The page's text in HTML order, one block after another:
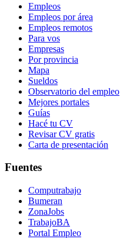
Empleos
Empleos por área
Empleos remotos
Para vos
Empresas
Por provincia
Mapa
Sueldos
Observatorio del empleo
Mejores portales
Guías
Hacé tu CV
Revisar CV gratis
Carta de presentación
Fuentes
Computrabajo
Bumeran
ZonaJobs
TrabajoBA
Portal Empleo